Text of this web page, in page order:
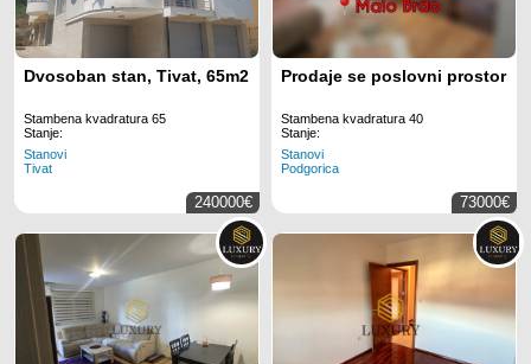
Dvosoban stan, Tivat, 65m2
Stambena kvadratura 65
Stanje:
Stanovi
Tivat
240000€
Prodaje se poslovni prostor
Stambena kvadratura 40
Stanje:
Stanovi
Podgorica
73000€